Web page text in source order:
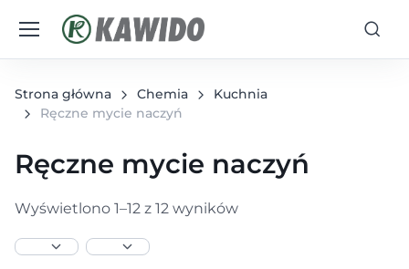
Strona główna Chemia
Kuchnia
Ręczne mycie naczyń
Ręczne mycie naczyń
Wyświetlono 1–12 z 12 wyników